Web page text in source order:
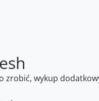
zrobić, wykup